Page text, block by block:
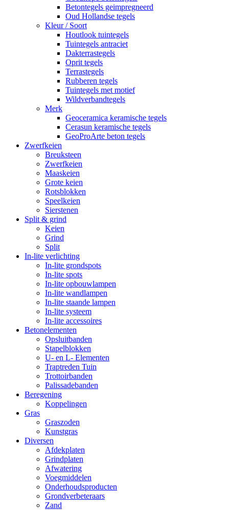
Betontegels geimpregneerd
Oud Hollandse tegels
Kleur / Soort
Houtlook tuintegels
Tuintegels antraciet
Dakterrastegels
Oprit tegels
Terrastegels
Rubberen tegels
Tuintegels met motief
Wildverbandtegels
Merk
Geoceramica keramische tegels
Cerasun keramische tegels
GeoProArte beton tegels
Zwerfkeien
Breuksteen
Zwerfkeien
Maaskeien
Grote keien
Rotsblokken
Speelkeien
Sierstenen
Split & grind
Keien
Grind
Split
In-lite verlichting
In-lite grondspots
In-lite spots
In-lite opbouwlampen
In-lite wandlampen
In-lite staande lampen
In-lite systeem
In-lite accessoires
Betonelementen
Opsluitbanden
Stapelblokken
U- en L- Elementen
Traptreden Tuin
Trottoirbanden
Palissadebanden
Beregening
Koppelingen
Gras
Graszoden
Kunstgras
Diversen
Afdekplaten
Grindplaten
Afwatering
Voegmiddelen
Onderhoudsproducten
Grondverbeteraars
Zand